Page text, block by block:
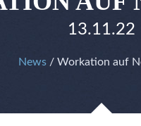
13.11.22
News / Workation auf